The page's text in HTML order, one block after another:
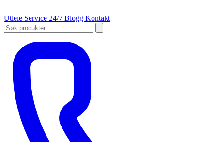
Utleie Service 24/7 Blogg Kontakt